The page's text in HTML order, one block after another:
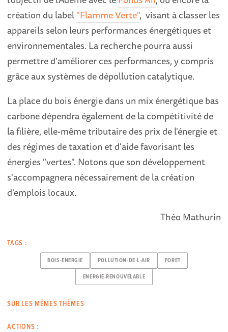
création du label"Flamme Verte", visant à classer les
appareils selon leurs performances énergétiques et
environnementales. La recherche pourra aussi
permettre d'améliorer ces performances, y compris
grâce aux systèmes de dépollution catalytique.
La place du bois énergie dans un mix énergétique bas
carbone dépendra également de la compétitivité de
la filière, elle-même tributaire des prix de l'énergie et
des régimes de taxation et d'aide favorisant les
énergies "vertes". Notons que son développement
s'accompagnera nécessairement de la création
d'emplois locaux.
Théo Mathurin
TAGS :
BOIS-ENERGIE POLLUTION-DE-L-AIR FORET
ENERGIE-RENOUVELABLE
SUR LES MÊMES THÈMES
ACTIONS :